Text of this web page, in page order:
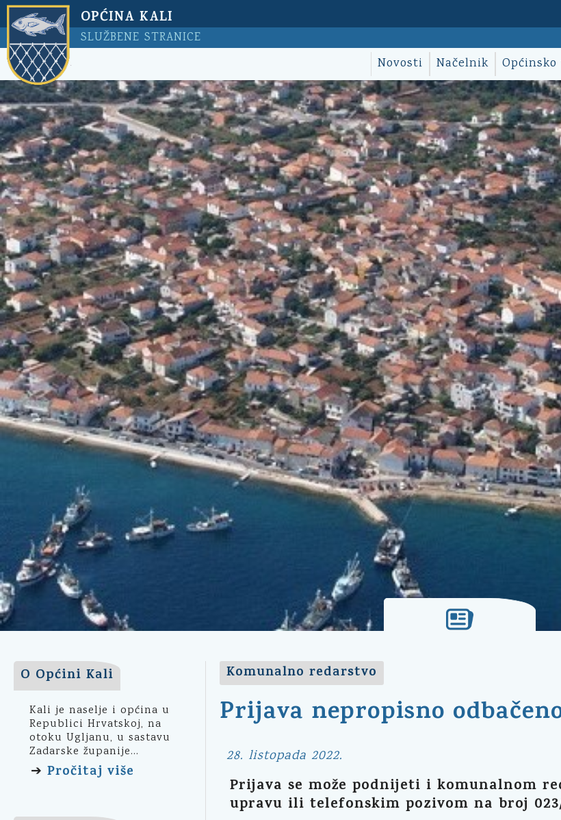
OPĆINA KALI
SLUŽBENE STRANICE
Novosti Načelnik Općinsko
O Općini Kali
Kali je naselje i općina u
Republici Hrvatskoj, na
otoku Ugljanu, u sastavu
Zadarske županije...
➔ Pročitaj više
Komunalno redarstvo
Prijava nepropisno
28. listopada 2022.
Prijava se može podnijeti i komunalnom
upravu ili telefonskim pozivom na broj 023/